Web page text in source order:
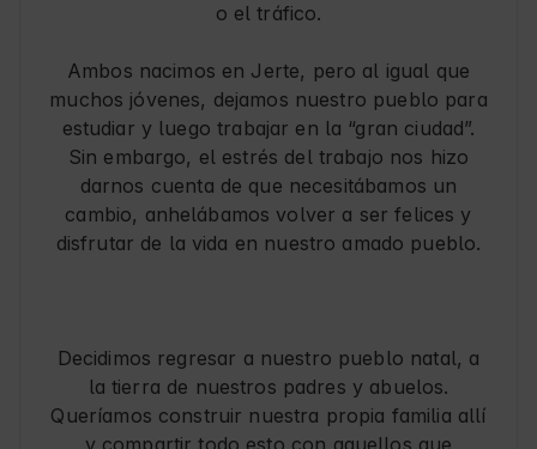
o el tráfico.
Ambos nacimos en Jerte, pero al igual que
muchos jóvenes, dejamos nuestro pueblo para
estudiar y luego trabajar en la “gran ciudad”.
Sin embargo, el estrés del trabajo nos hizo
darnos cuenta de que necesitábamos un
cambio, anhelábamos volver a ser felices y
disfrutar de la vida en nuestro amado pueblo.
Decidimos regresar a nuestro pueblo natal, a
la tierra de nuestros padres y abuelos.
Queríamos construir nuestra propia familia allí